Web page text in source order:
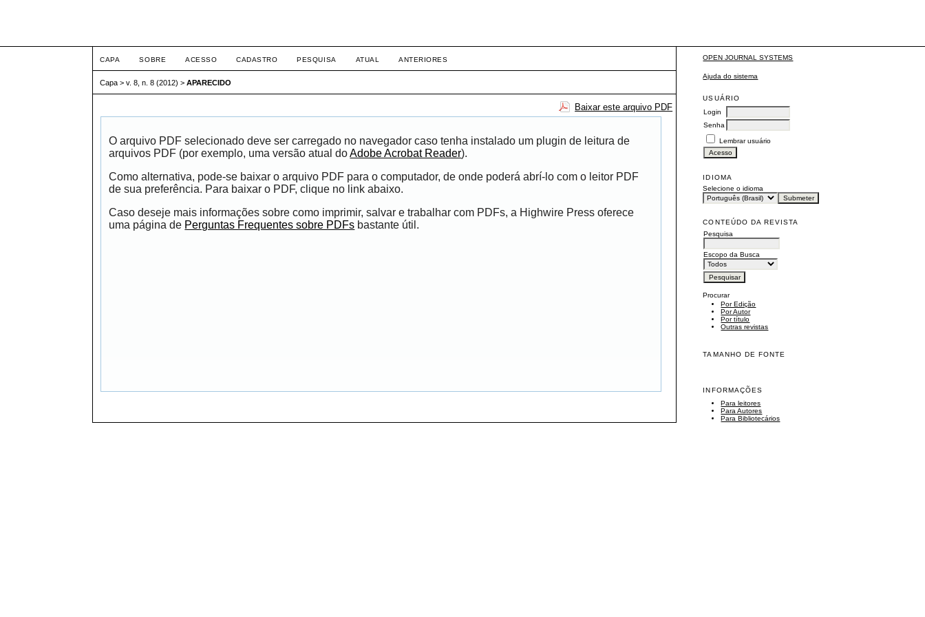
OPEN JOURNAL SYSTEMS
Ajuda do sistema
USUÁRIO
Login
Senha
Lembrar usuário
IDIOMA
Selecione o idioma
CONTEÚDO DA REVISTA
Pesquisa
Escopo da Busca
Procurar
Por Edição
Por Autor
Por título
Outras revistas
TAMANHO DE FONTE
INFORMAÇÕES
Para leitores
Para Autores
Para Bibliotecários
CAPA SOBRE ACESSO CADASTRO PESQUISA ATUAL ANTERIORES
Capa >v. 8, n. 8 (2012) >APARECIDO
Baixar este arquivo PDF
O arquivo PDF selecionado deve ser carregado no navegador caso tenha instalado um plugin de leitura de
arquivos PDF (por exemplo, uma versão atual doAdobe Acrobat Reader).
Como alternativa, pode-se baixar o arquivo PDF para o computador, de onde poderá abrí-lo com o leitor PDF
de sua preferência. Para baixar o PDF, clique no link abaixo.
Caso deseje mais informações sobre como imprimir, salvar e trabalhar com PDFs, a Highwire Press oferece
uma página de Perguntas Frequentes sobre PDFs bastante útil.